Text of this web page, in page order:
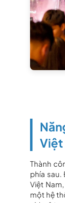
Việt
Thành
phía sau.
Việt
một hệ